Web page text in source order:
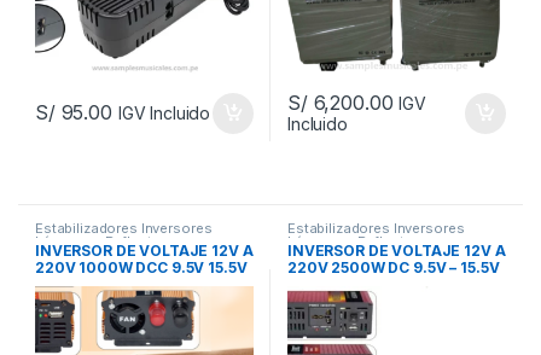
S/95.00 IGV Incluido S/6,200.00 IGV
Incluido
Estabilizadores Inversores
Lámparas Reflectores
INVERSOR DE VOLTAJE 12V A
220V 1000W DCC 9.5V 15.5V
UKC SSK1000W
Estabilizadores Inversores
Lámparas Reflectores
INVERSOR DE VOLTAJE 12V A
220V 2500W DC 9.5V – 15.5V